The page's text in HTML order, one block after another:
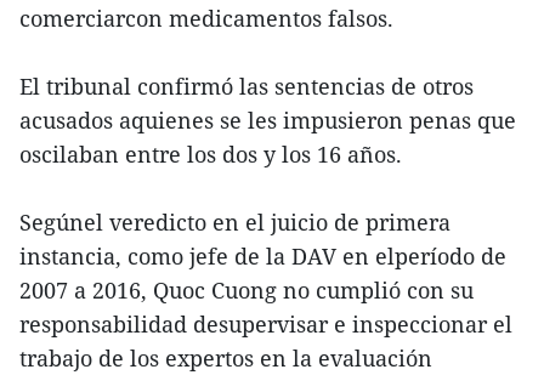
comerciarcon medicamentos falsos.
El tribunal confirmó las sentencias de otros
acusados aquienes se les impusieron penas que
oscilaban entre los dos y los 16 años.
Segúnel veredicto en el juicio de primera
instancia, como jefe de la DAV en elperíodo de
2007 a 2016, Quoc Cuong no cumplió con su
responsabilidad desupervisar e inspeccionar el
trabajo de los expertos en la evaluación